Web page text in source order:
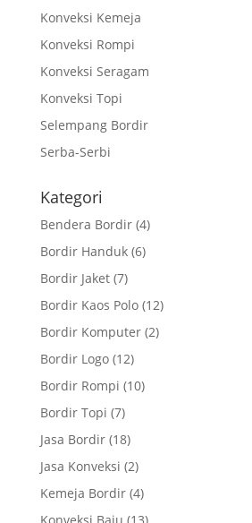
Konveksi Kemeja
Konveksi Rompi
Konveksi Seragam
Konveksi Topi
Selempang Bordir
Serba-Serbi
Kategori
Bendera Bordir(4)
Bordir Handuk(6)
Bordir Jaket(7)
Bordir Kaos Polo(12)
Bordir Komputer(2)
Bordir Logo(12)
Bordir Rompi (10)
Bordir Topi (7)
Jasa Bordir(18)
Jasa Konveksi (2)
Kemeja Bordir(4)
Konveksi Baju (13)